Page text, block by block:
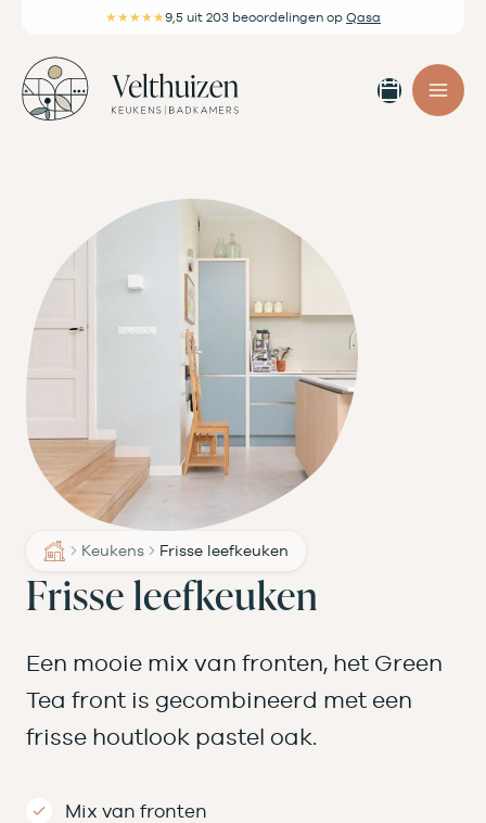
inhoud
★★★★★9,5 uit 203 beoordelingen op Qasa
maken
Keukens Frisse leefkeuken
Frisse leefkeuken
Een mooie mix van fronten, het Green
Tea front is gecombineerd met een
frisse houtlook pastel oak.
Mix van fronten